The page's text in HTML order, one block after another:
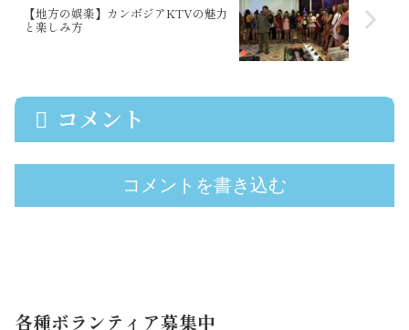
【地方の娯楽】カンボジアKTVの魅力
と楽しみ方
コメント
コメントを書き込む
各種ボランティア募集中